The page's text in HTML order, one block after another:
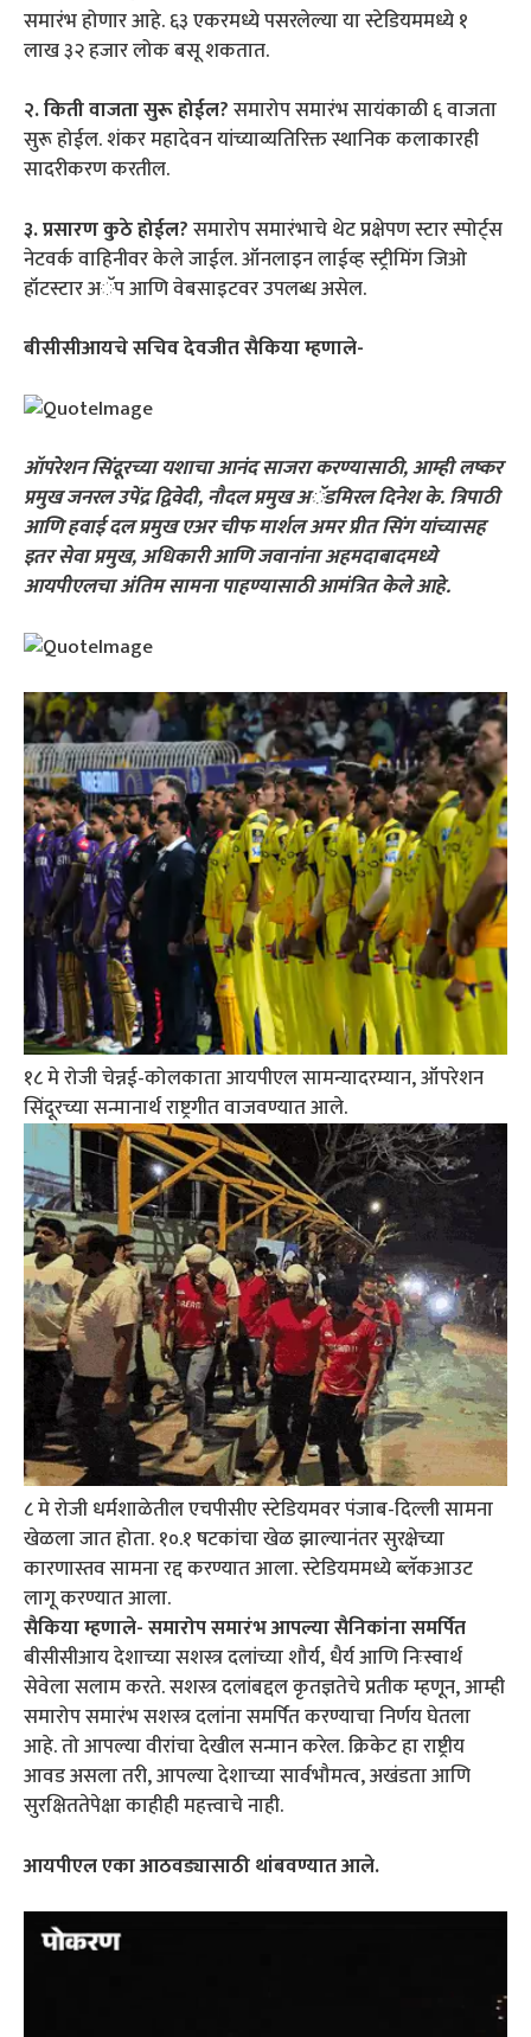
समारंभ होणार आहे. ६३ एकरमध्ये पसरलेल्या या स्टेडियममध्ये १
लाख ३२ हजार लोक बसू शकतात.
२. किती वाजता सुरू होईल?समारोप समारंभ सायंकाळी ६ वाजता
सुरू होईल. शंकर महादेवन यांच्याव्यतिरिक्त स्थानिक कलाकारही
सादरीकरण करतील.
३. प्रसारण कुठे होईल?समारोप समारंभाचे थेट प्रक्षेपण स्टार स्पोर्ट्स
नेटवर्क वाहिनीवर केले जाईल. ऑनलाइन लाईव्ह स्ट्रीमिंग जिओ
हॉटस्टार अॅप आणि वेबसाइटवर उपलब्ध असेल.
बीसीसीआयचे सचिव देवजीत सैकिया म्हणाले-
ऑपरेशन सिंदूरच्या यशाचा आनंद साजरा करण्यासाठी, आम्ही लष्कर
प्रमुख जनरल उपेंद्र द्विवेदी, नौदल प्रमुख अॅडमिरल दिनेश के. त्रिपाठी
आणि हवाई दल प्रमुख एअर चीफ मार्शल अमर प्रीत सिंग यांच्यासह
इतर सेवा प्रमुख, अधिकारी आणि जवानांना अहमदाबादमध्ये
आयपीएलचा अंतिम सामना पाहण्यासाठी आमंत्रित केले आहे.
१८ मे रोजी चेन्नई-कोलकाता आयपीएल सामन्यादरम्यान, ऑपरेशन
सिंदूरच्या सन्मानार्थ राष्ट्रगीत वाजवण्यात आले.
८ मे रोजी धर्मशाळेतील एचपीसीए स्टेडियमवर पंजाब-दिल्ली सामना
खेळला जात होता. १०.१ षटकांचा खेळ झाल्यानंतर सुरक्षेच्या
कारणास्तव सामना रद्द करण्यात आला. स्टेडियममध्ये ब्लॅकआउट
लागू करण्यात आला.
सैकिया म्हणाले- समारोप समारंभ आपल्या सैनिकांना समर्पित
बीसीसीआय देशाच्या सशस्त्र दलांच्या शौर्य, धैर्य आणि निःस्वार्थ
सेवेला सलाम करते. सशस्त्र दलांबद्दल कृतज्ञतेचे प्रतीक म्हणून, आम्ही
समारोप समारंभ सशस्त्र दलांना समर्पित करण्याचा निर्णय घेतला
आहे. तो आपल्या वीरांचा देखील सन्मान करेल. क्रिकेट हा राष्ट्रीय
आवड असला तरी, आपल्या देशाच्या सार्वभौमत्व, अखंडता आणि
सुरक्षिततेपेक्षा काहीही महत्त्वाचे नाही.
आयपीएल एका आठवड्यासाठी थांबवण्यात आले.